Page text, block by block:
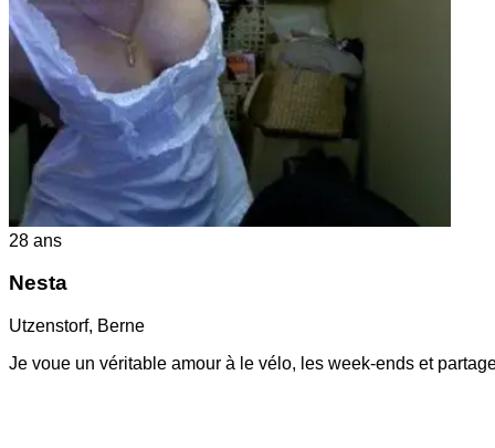
28 ans
Nesta
Utzenstorf, Berne
Je voue un véritable amour à le vélo, les week-ends et